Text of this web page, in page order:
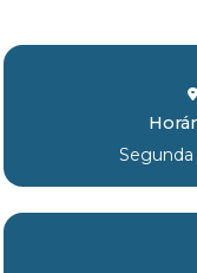
Segunda